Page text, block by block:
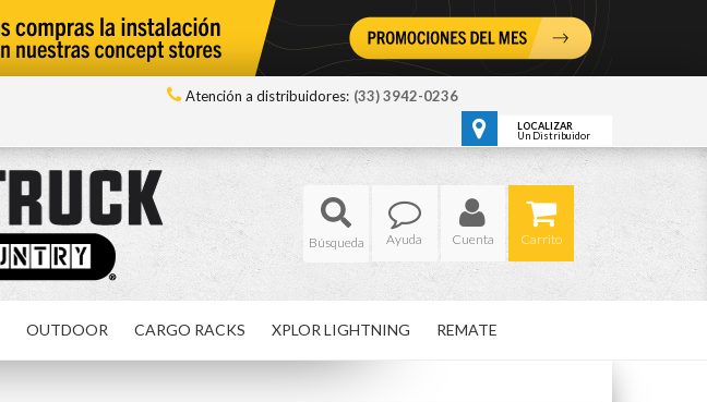
Atención a distribuidores: (33) 3942-0236
LOCALIZAR
Un Distribuidor
Ayuda
Cuenta Carrito
OUTDOOR CARGO RACKS XPLOR LIGHTNING REMATE